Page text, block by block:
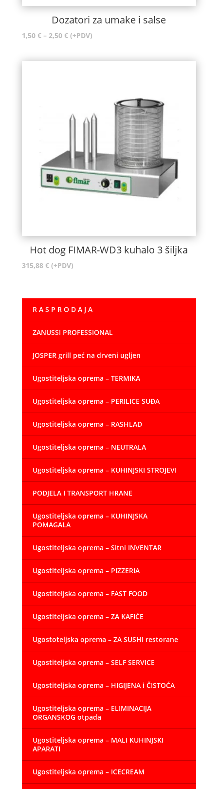
Dozatori za umake i salse
1,50 € – 2,50 €Raspon
(+PDV)
Hot dog FIMAR-WD3 kuhalo 3 šiljka
315,88 € (+PDV)
R A S P R O D A J A
ZANUSSI PROFESSIONAL
JOSPER grill peć na drveni ugljen
Ugostiteljska oprema – TERMIKA
Ugostiteljska oprema – PERILICE SUĐA
Ugostiteljska oprema – RASHLAD
Ugostiteljska oprema – NEUTRALA
Ugostiteljska oprema – KUHINJSKI STROJEVI
PODJELA I TRANSPORT HRANE
Ugostiteljska oprema – KUHINJSKA
POMAGALA
Ugostiteljska oprema – Sitni INVENTAR
Ugostiteljska oprema – PIZZERIA
Ugostiteljska oprema – FAST FOOD
Ugostiteljska oprema – ZA KAFIĆE
Ugostoteljska oprema – ZA SUSHI restorane
Ugostiteljska oprema – SELF SERVICE
Ugostiteljska oprema – HIGIJENA i ČISTOĆA
Ugostiteljska oprema – ELIMINACIJA
ORGANSKOG otpada
Ugostiteljska oprema – MALI KUHINJSKI
APARATI
Ugostiteljska oprema – ICECREAM